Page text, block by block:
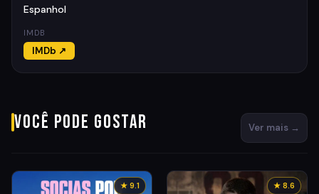
Espanhol
IMDB
IMDb ↗
Você pode gostar Ver mais →
★ 9.1 ★ 8.6